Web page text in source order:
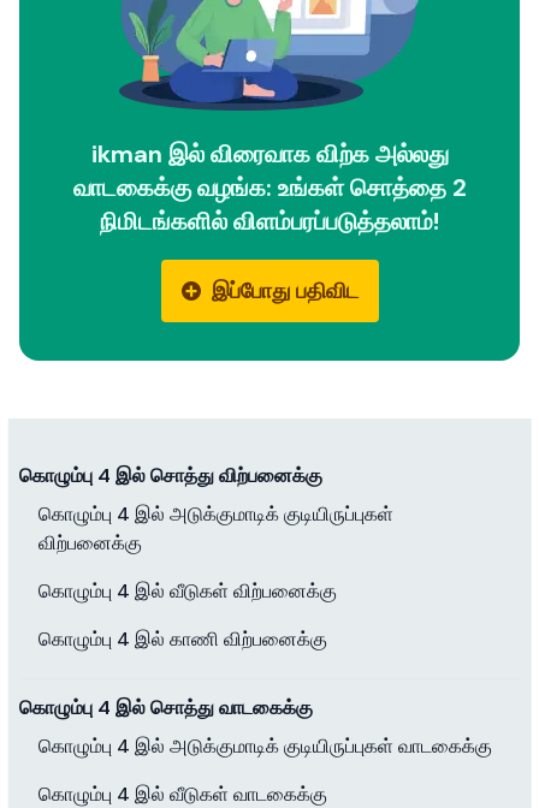
ikman இல் விரைவாக விற்க அல்லது
வாடகைக்கு வழங்க: உங்கள் சொத்தை 2
நிமிடங்களில் விளம்பரப்படுத்தலாம்!
இப்போது பதிவிட
கொழும்பு 4 இல் சொத்து விற்பனைக்கு
கொழும்பு 4 இல் அடுக்குமாடிக் குடியிருப்புகள்
விற்பனைக்கு
கொழும்பு 4 இல் வீடுகள் விற்பனைக்கு
கொழும்பு 4 இல் காணி விற்பனைக்கு
கொழும்பு 4 இல் சொத்து வாடகைக்கு
கொழும்பு 4 இல் அடுக்குமாடிக் குடியிருப்புகள் வாடகைக்கு
கொழும்பு 4 இல் வீடுகள் வாடகைக்கு